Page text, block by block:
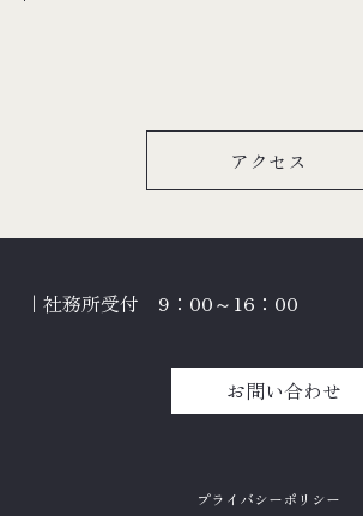
アクセス
｜社務所受付 9：00～16：00
お問い合わせ
プライバシーポリシー